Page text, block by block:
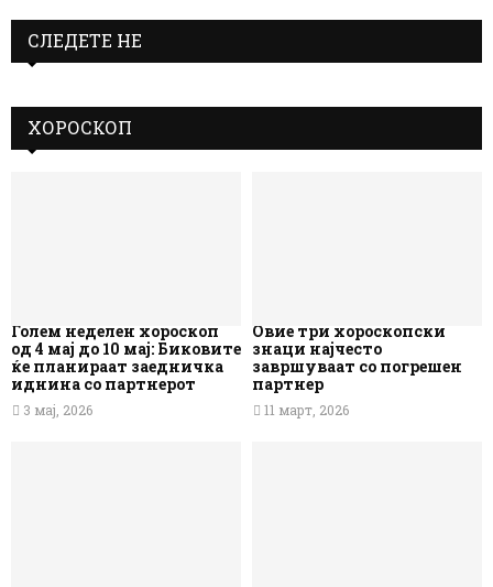
СЛЕДЕТЕ НЕ
ХОРОСКОП
Голем неделен хороскоп
од 4 мај до 10 мај: Биковите
ќе планираат заедничка
иднина со партнерот
3 мај, 2026
Овие три хороскопски
знаци најчесто
завршуваат со погрешен
партнер
11 март, 2026